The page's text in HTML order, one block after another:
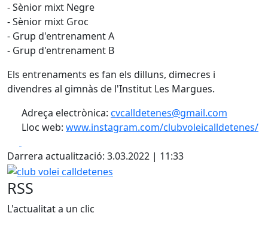
- Sènior mixt Negre
- Sènior mixt Groc
- Grup d'entrenament A
- Grup d'entrenament B
Els entrenaments es fan els dilluns, dimecres i
divendres al gimnàs de l'Institut Les Margues.
Adreça electrònica: cvcalldetenes@gmail.com
Lloc web: www.instagram.com/clubvoleicalldetenes/
Darrera actualització: 3.03.2022 | 11:33
club volei calldetenes
RSS
L'actualitat a un clic